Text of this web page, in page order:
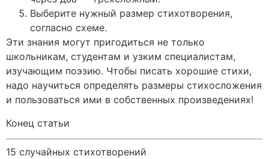
Выберите нужный размер стихотворения,
согласно схеме.
Эти знания могут пригодиться не только
школьникам, студентам и узким специалистам,
изучающим поэзию. Чтобы писать хорошие стихи,
надо научиться определять размеры стихосложения
и пользоваться ими в собственных произведениях!
Конец статьи
15 случайных стихотворений